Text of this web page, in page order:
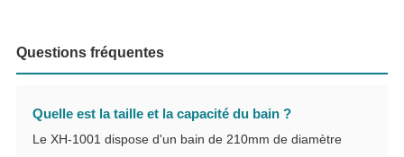
Questions fréquentes
Quelle est la taille et la capacité du bain ?
Le XH-1001 dispose d'un bain de 210mm de diamètre